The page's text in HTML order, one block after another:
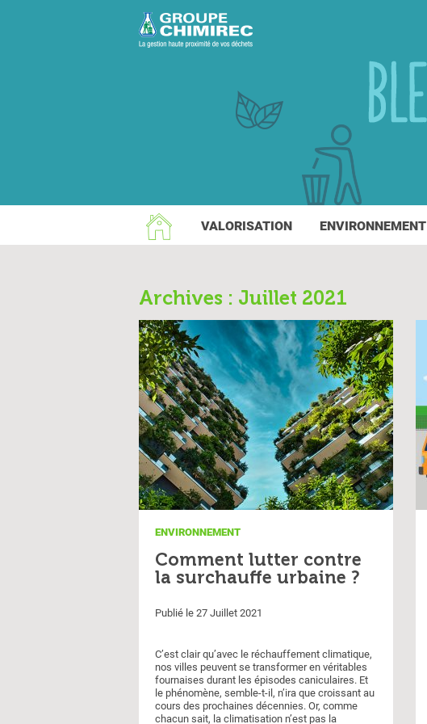
Archives : Juillet 2021
ENVIRONNEMENT
Comment lutter contre
la surchauffe urbaine ?
Publié le 27 Juillet 2021
C’est clair qu’avec le réchauffement climatique,
nos villes peuvent se transformer en véritables
fournaises durant les épisodes caniculaires. Et
le phénomène, semble-t-il, n’ira que croissant au
cours des prochaines décennies. Or, comme
chacun sait, la climatisation n’est pas la
VALORISATION ENVIRONNEMENT